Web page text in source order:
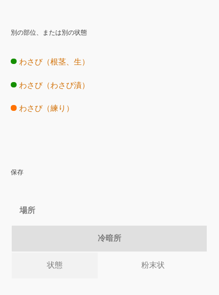
別の部位、または別の状態
わさび（根茎、生）
わさび（わさび漬）
わさび（練り）
保存
場所
冷暗所
状態 粉末状